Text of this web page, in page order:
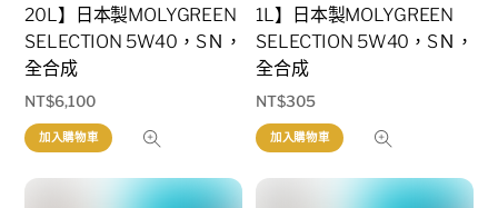
20L】日本製MOLYGREEN
SELECTION 5W40，SＮ，
全合成
NT$6,100
加入購物車
1L】日本製MOLYGREEN
SELECTION 5W40，SＮ，
全合成
NT$305
加入購物車